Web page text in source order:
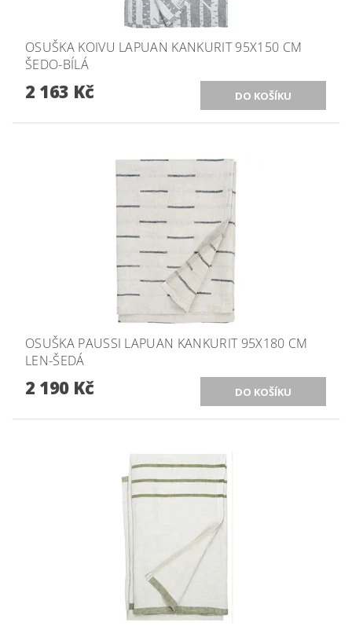
OSUŠKA KOIVU LAPUAN KANKURIT 95X150 CM
ŠEDO-BÍLÁ
2 163 Kč
OSUŠKA PAUSSI LAPUAN KANKURIT 95X180 CM
LEN-ŠEDÁ
2 190 Kč